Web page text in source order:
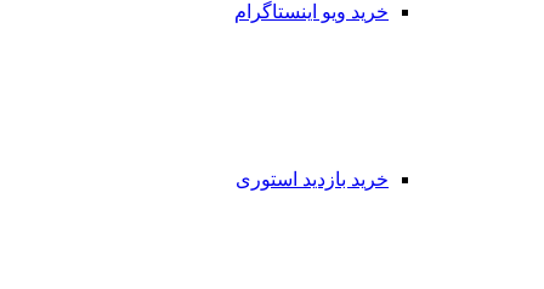
خرید ویو اینستاگرام
خرید بازدید استوری